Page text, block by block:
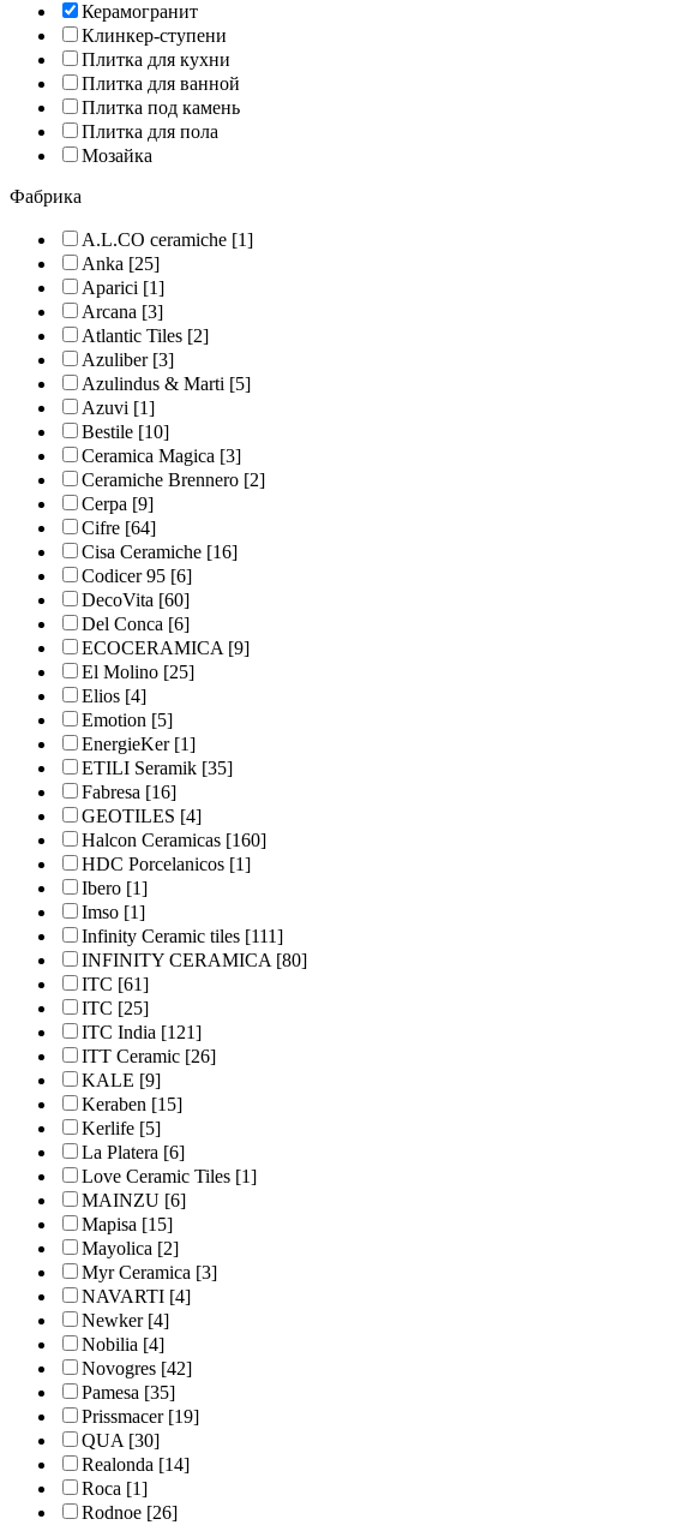
Керамогранит
Клинкер-ступени
Плитка для кухни
Плитка для ванной
Плитка под камень
Плитка для пола
Мозайка
Фабрика
A.L.CO ceramiche [1]
Anka [25]
Aparici [1]
Arcana [3]
Atlantic Tiles [2]
Azuliber[3]
Azulindus & Marti [5]
Azuvi [1]
Bestile [10]
Ceramica Magica [3]
Ceramiche Brennero [2]
Cerpa [9]
Cifre [64]
Cisa Ceramiche [16]
Codicer 95 [6]
DecoVita [60]
Del Conca [6]
ECOCERAMICA[9]
El Molino [25]
Elios [4]
Emotion [5]
EnergieKer[1]
ETILI Seramik [35]
Fabresa [16]
GEOTILES [4]
Halcon Ceramicas [160]
HDC Porcelanicos [1]
Ibero [1]
Imso [1]
Infinity Ceramic tiles [111]
INFINITY CERAMICA[80]
ITC [61]
ITC [25]
ITC India [121]
ITT Ceramic [26]
KALE [9]
Keraben [15]
Kerlife [5]
La Platera [6]
Love Ceramic Tiles [1]
MAINZU [6]
Mapisa [15]
Mayolica [2]
Myr Ceramica [3]
NAVARTI [4]
Newker[4]
Nobilia [4]
Novogres [42]
Pamesa [35]
Prissmacer[19]
QUA[30]
Realonda [14]
Roca [1]
Rodnoe [26]